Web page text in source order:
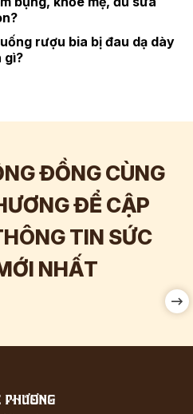
rượu bia bị đau dạ dày
gì?
ĐỒNG CÙNG
ĐỂ CẬP
TIN SỨC
NHẤT